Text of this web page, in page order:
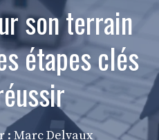
son terrain
étapes clés
: Marc Delvaux